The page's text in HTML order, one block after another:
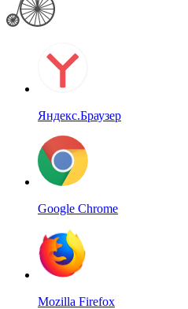
Яндекс.Браузер
Google Chrome
Mozilla Firefox